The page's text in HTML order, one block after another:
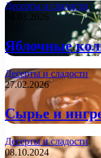
Десерты и сладости
04.03.2026
Яблочные
Десерты и сладости
27.02.2026
Сырье и
Десерты и сладости
08.10.2024